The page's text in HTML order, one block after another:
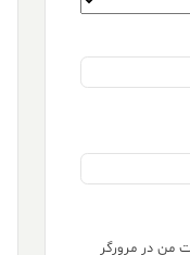
من در مرورگر